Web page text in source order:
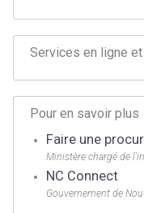
Services en ligne
Pour en savoir plus
Faire une
Ministère chargé de
NC Connect
Gouvernement de